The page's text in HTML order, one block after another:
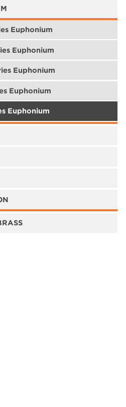
Euphonium
Euphonium
Euphonium
Euphonium
Euphonium